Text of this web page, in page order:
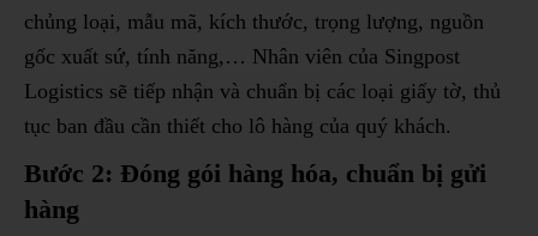
chủng loại, mẫu mã, kích thước, trọng lượng, nguồn
gốc xuất sứ, tính năng,… Nhân viên của Singpost
Logistics sẽ tiếp nhận và chuẩn bị các loại giấy tờ, thủ
tục ban đầu cần thiết cho lô hàng của quý khách.
Bước 2: Đóng gói hàng hóa, chuẩn bị gửi
hàng